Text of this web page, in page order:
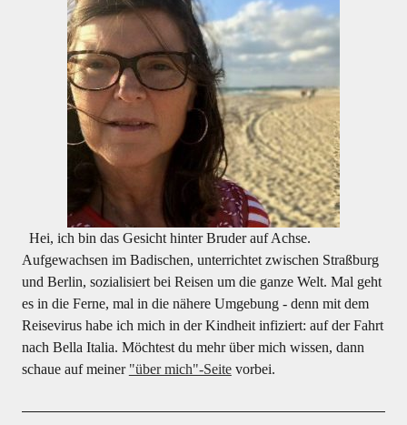
Hei, ich bin das Gesicht hinter Bruder auf Achse.
Aufgewachsen im Badischen, unterrichtet zwischen Straßburg
und Berlin, sozialisiert bei Reisen um die ganze Welt. Mal geht
es in die Ferne, mal in die nähere Umgebung - denn mit dem
Reisevirus habe ich mich in der Kindheit infiziert: auf der Fahrt
nach Bella Italia. Möchtest du mehr über mich wissen, dann
schaue auf meiner "über mich"-Seitevorbei.